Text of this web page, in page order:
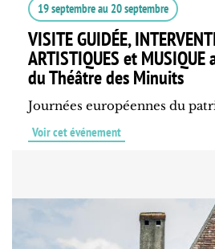
19 septembreau 20 septembre
VISITE GUIDÉE,
ARTISTIQUES et
du Théâtre des Minuits
Journées européennes du
Voir cet événement